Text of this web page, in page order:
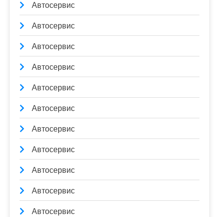
Автосервис
Автосервис
Автосервис
Автосервис
Автосервис
Автосервис
Автосервис
Автосервис
Автосервис
Автосервис
Автосервис